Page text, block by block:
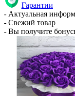
Гарантии
- Актуальная
- Свежий товар
- Вы получите